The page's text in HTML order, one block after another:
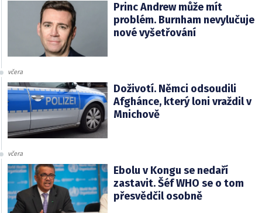
Princ Andrew může mít
problém. Burnham nevylučuje
nové vyšetřování
včera
Doživotí. Němci odsoudili
Afghánce, který loni vraždil v
Mnichově
včera
Ebolu v Kongu se nedaří
zastavit. Šéf WHO se o tom
přesvědčil osobně